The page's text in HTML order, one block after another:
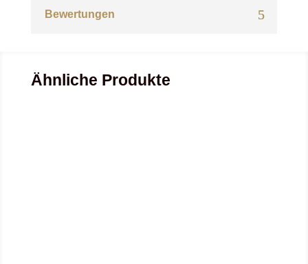
Bewertungen
Ähnliche Produkte